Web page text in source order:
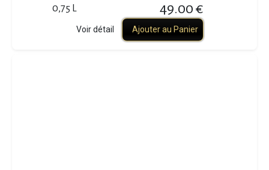
0,75 L 49.00 €
Voir détail Ajouter au Panier